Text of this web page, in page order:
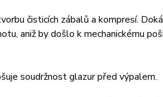
čisticích zábalů a kompresí.
aniž by došlo k mechanickému
soudržnost glazur před výpalem.